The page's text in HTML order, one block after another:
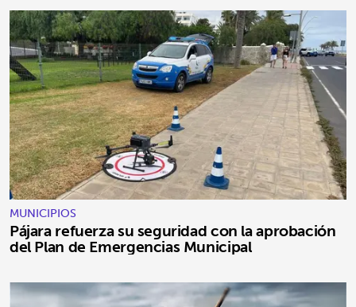
MUNICIPIOS
Pájara refuerza su seguridad con la aprobación
del Plan de Emergencias Municipal